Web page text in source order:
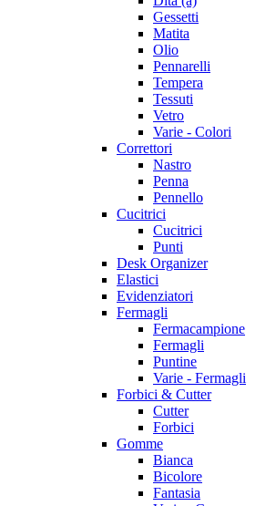
Gessetti
Matita
Olio
Pennarelli
Tempera
Tessuti
Vetro
Varie - Colori
Correttori
Nastro
Penna
Pennello
Cucitrici
Cucitrici
Punti
Desk Organizer
Elastici
Evidenziatori
Fermagli
Fermacampione
Fermagli
Puntine
Varie - Fermagli
Forbici & Cutter
Cutter
Forbici
Gomme
Bianca
Bicolore
Fantasia